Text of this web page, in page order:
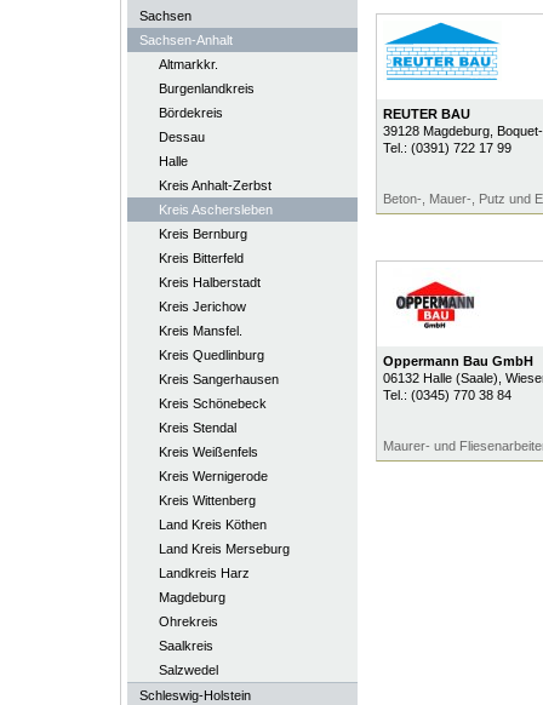
Sachsen
Sachsen-Anhalt
Altmarkkr.
Burgenlandkreis
Bördekreis
Dessau
Halle
Kreis Anhalt-Zerbst
Kreis Aschersleben
Kreis Bernburg
Kreis Bitterfeld
Kreis Halberstadt
Kreis Jerichow
Kreis Mansfel.
Kreis Quedlinburg
Kreis Sangerhausen
Kreis Schönebeck
Kreis Stendal
Kreis Weißenfels
Kreis Wernigerode
Kreis Wittenberg
Land Kreis Köthen
Land Kreis Merseburg
Landkreis Harz
Magdeburg
Ohrekreis
Saalkreis
Salzwedel
Schleswig-Holstein
REUTER BAU
39128 Magdeburg,
Tel.: (0391) 722 17 99
Beton-, Mauer-, Putz und
Oppermann Bau GmbH
06132 Halle (Saale) ,
Tel.: (0345) 770 38 84
Maurer- und